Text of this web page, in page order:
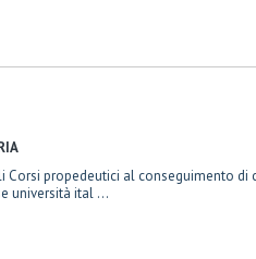
propedeutici al conseguimento di
università ital ...